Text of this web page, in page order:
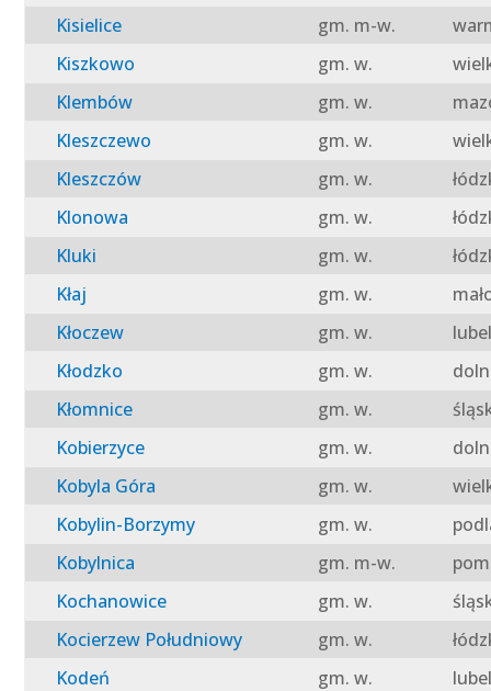
Kisielice
gm. m-w.
Kiszkowo
gm. w.
Klembów
gm. w.
Kleszczewo
gm. w.
Kleszczów
gm. w.
Klonowa
gm. w.
Kluki
gm. w.
Kłaj
gm. w.
Kłoczew
gm. w.
Kłodzko
gm. w.
Kłomnice
gm. w.
Kobierzyce
gm. w.
Kobyla Góra
gm. w.
Kobylin-Borzymy
gm. w.
Kobylnica
gm. m-w.
Kochanowice
gm. w.
Kocierzew Południowy
gm. w.
Kodeń
gm. w.